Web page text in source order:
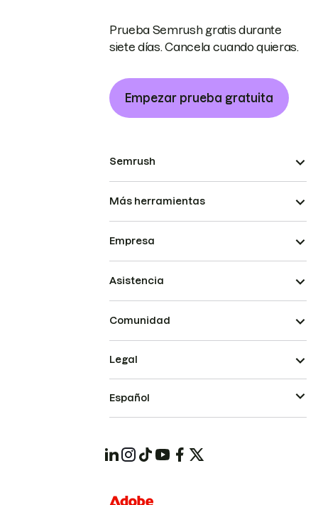
Prueba Semrush gratis durante
siete días. Cancela cuando quieras.
Empezar prueba gratuita
Semrush
Más herramientas
Empresa
Asistencia
Comunidad
Legal
Español